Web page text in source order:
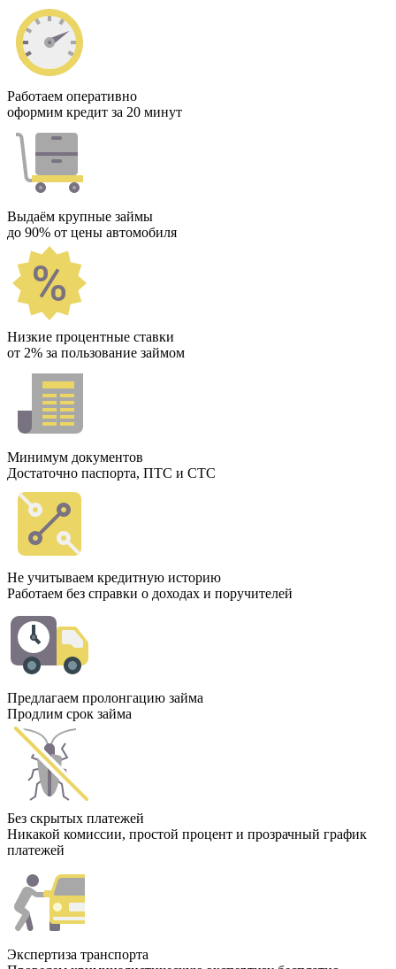
Работаем оперативно
оформим кредит за 20 минут
Выдаём крупные займы
до 90% от цены автомобиля
Низкие процентные ставки
от 2% за пользование займом
Минимум документов
Достаточно паспорта, ПТС и СТС
Не учитываем кредитную историю
Работаем без справки о доходах и поручителей
Предлагаем пролонгацию займа
Продлим срок займа
Без скрытых платежей
Никакой комиссии, простой процент и прозрачный график
платежей
Экспертиза транспорта